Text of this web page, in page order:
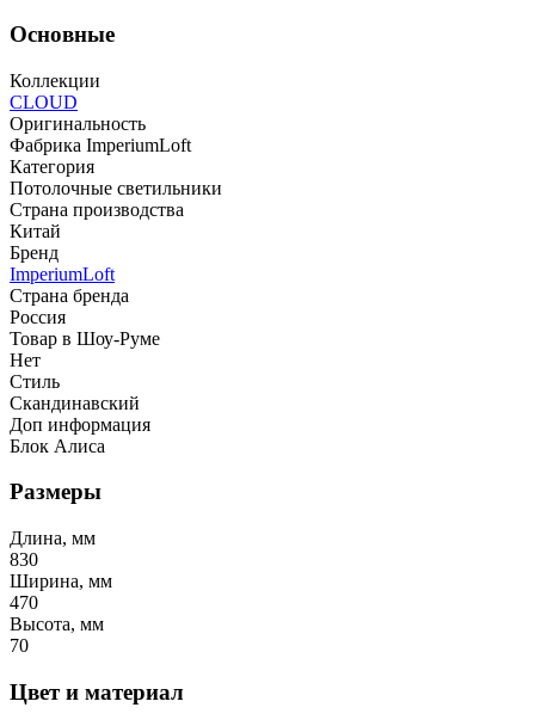
Основные
Коллекции
CLOUD
Оригинальность
Фабрика ImperiumLoft
Категория
Потолочные светильники
Страна производства
Китай
Бренд
ImperiumLoft
Страна бренда
Россия
Товар в Шоу-Руме
Нет
Стиль
Скандинавский
Доп информация
Блок Алиса
Размеры
Длина, мм
830
Ширина, мм
470
Высота, мм
70
Цвет и материал